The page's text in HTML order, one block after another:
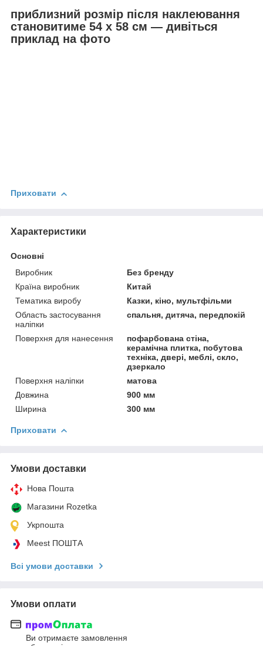
приблизний розмір після наклеювання
становитиме 54 х 58 см — дивіться
приклад на фото
Приховати
Характеристики
Основні
Виробник
Без бренду
Країна виробник
Китай
Тематика виробу
Казки, кіно, мультфільми
Область застосування
наліпки
спальня, дитяча, передпокій
Поверхня для нанесення
пофарбована стіна,
керамічна плитка, побутова
техніка, двері, меблі, скло,
дзеркало
Поверхня наліпки
матова
Довжина
900 мм
Ширина
300 мм
Приховати
Умови доставки
Нова Пошта
Магазини Rozetka
Укрпошта
Meest ПОШТА
Всі умови доставки
Умови оплати
Ви отримаєте замовлення